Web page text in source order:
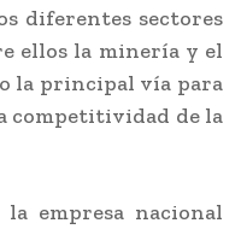
diferentes sectores
ellos la minería y el
la principal vía para
competitividad de la
la empresa nacional